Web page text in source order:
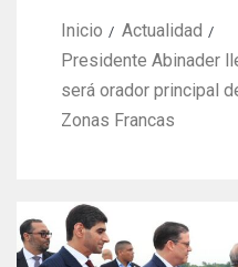
Inicio
Actualidad
Presidente Abinader
será orador principal
Zonas Francas